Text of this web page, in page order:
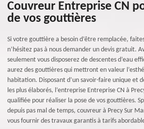
Couvreur Entreprise CN
de vos gouttières
Si votre gouttière a besoin d’être remplacée,
n’hésitez pas à nous demander un devis gratuit.
seulement vous disposerez de descentes d’eau
aurez des gouttières qui mettront en valeur
habitation. Disposant d’un savoir-faire unique et
les plus élaborés, l’entreprise Entreprise CN à
qualifiée pour réaliser la pose de vos gouttières.
depuis pas mal de temps, couvreur à Precy Sur
vous fournir des travaux garantis à tarifs